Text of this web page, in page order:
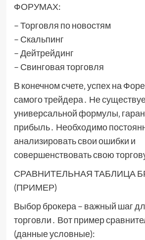
ФОРУМАХ:
– Торговля по новостям
– Скальпинг
– Дейтрейдинг
– Свинговая торговля
В конечном счете‚ успех на
самого трейдера․ Не
универсальной формулы‚
прибыль․ Необходимо
анализировать свои ошибки и
совершенствовать свою
СРАВНИТЕЛЬНАЯ ТАБЛИЦА
(ПРИМЕР)
Выбор брокера – важный шаг
торговли․ Вот пример
(данные условные):